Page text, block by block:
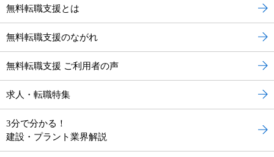
無料転職支援とは
無料転職支援のながれ
無料転職支援 ご利用者の声
求人・転職特集
3分で分かる！
建設・プラント業界解説